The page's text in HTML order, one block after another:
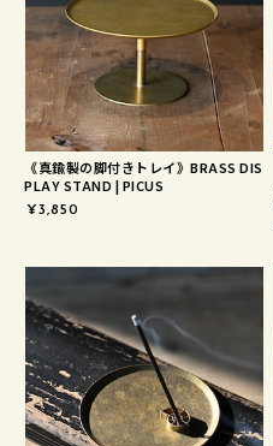
《真鍮製の脚付きトレイ》BRASS DIS
PLAY STAND | PICUS
¥3,850